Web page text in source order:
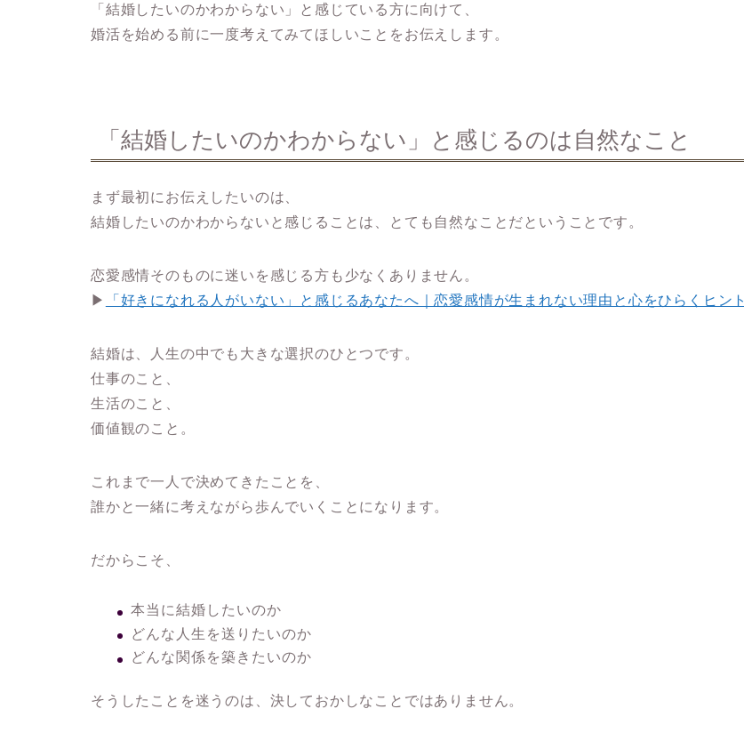
「結婚したいのかわからない」と感じている方に向けて、
婚活を始める前に一度考えてみてほしいことをお伝えします。
「結婚したいのかわからない」と感じるのは自然なこと
まず最初にお伝えしたいのは、
結婚したいのかわからないと感じることは、とても自然なこと だということです。
恋愛感情そのものに迷いを感じる方も少なくありません。
▶
「好きになれる人がいない」と感じるあなたへ｜恋愛感情が生まれない理由と心をひらくヒント
結婚は、人生の中でも大きな選択のひとつです。
仕事のこと、
生活のこと、
価値観のこと。
これまで一人で決めてきたことを、
誰かと一緒に考えながら歩んでいくことになります。
だからこそ、
本当に結婚したいのか
どんな人生を送りたいのか
どんな関係を築きたいのか
そうしたことを迷うのは、決しておかしなことではありません。